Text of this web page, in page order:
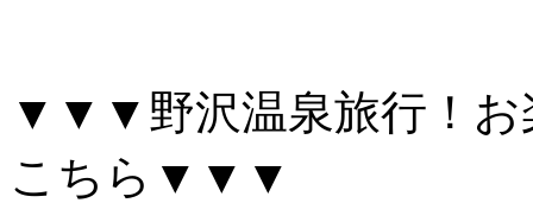
▼▼▼野沢温泉旅行！お
こちら▼▼▼